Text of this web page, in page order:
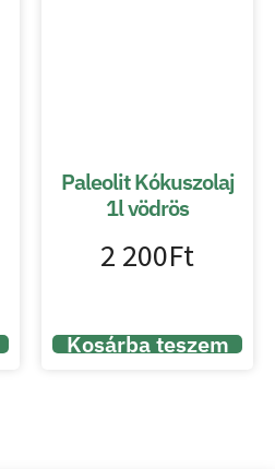
Paleolit Kókuszolaj
1l vödrös
2 200Ft
Kosárba teszem